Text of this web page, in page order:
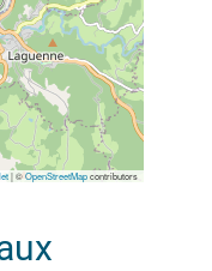
|©OpenStreetMapcontributors